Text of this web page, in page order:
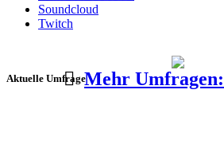
Soundcloud
Twitch
Aktuelle UmfrageMehr